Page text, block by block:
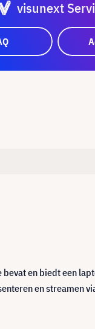
visunext
en biedt een
en streamen